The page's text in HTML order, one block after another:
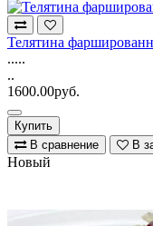
Телятина
.....
..
1600.00руб.
Купить
В сравнение
В
Новый